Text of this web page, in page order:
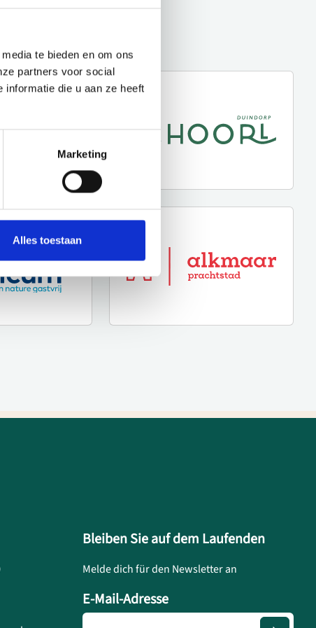
te bieden en om ons
partners voor social
informatie die u aan ze heeft
Marketing
Alles toestaan
Bleiben Sie auf dem Laufenden
Melde dich für den Newsletter an
E-Mail-Adresse